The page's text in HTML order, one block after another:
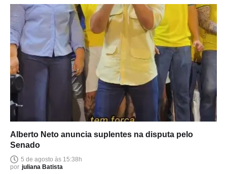
Alberto Neto anuncia suplentes na disputa pelo
Senado
5 de agosto às 15:38h
por juliana Batista